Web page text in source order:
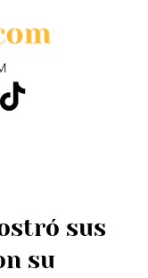
sus
su